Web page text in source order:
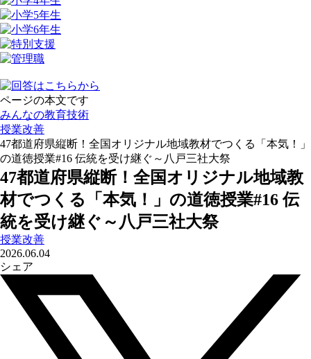
ページの本文です
みんなの教育技術
授業改善
47都道府県縦断！全国オリジナル地域教材でつくる「本気！」
の道徳授業#16 伝統を受け継ぐ～八戸三社大祭
47都道府県縦断！全国オリジナル地域教
材でつくる「本気！」の道徳授業#16 伝
統を受け継ぐ～八戸三社大祭
授業改善
2026.06.04
シェア